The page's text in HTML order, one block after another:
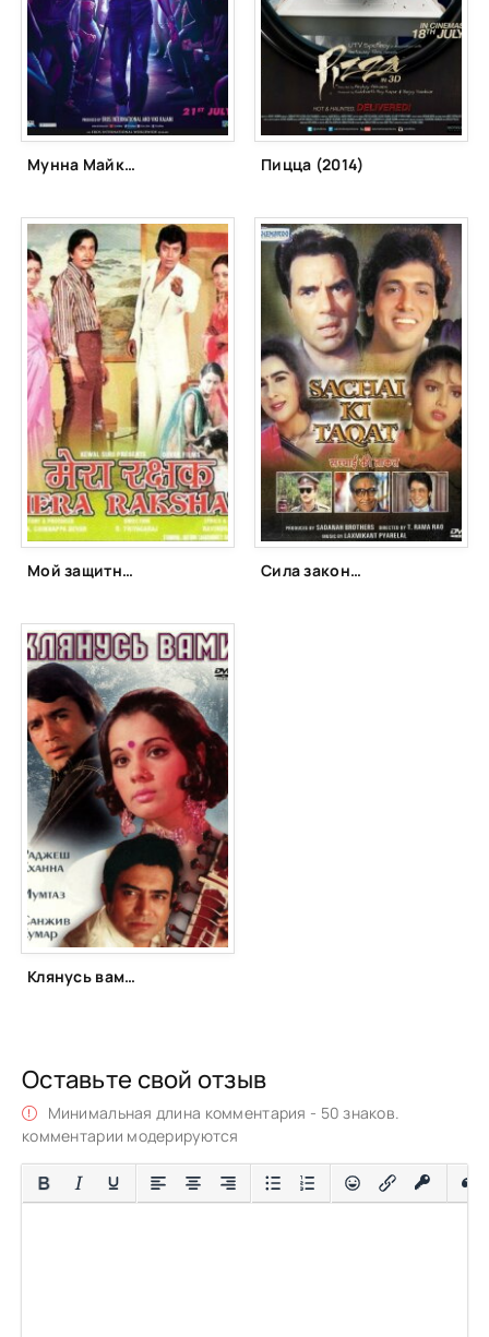
Мунна Майкл (2017) Пицца (2014)
Мой защитник (1978) Сила закона (1989)
Клянусь вами (1974)
Оставьте свой отзыв
Минимальная длина комментария - 50 знаков.
комментарии модерируются